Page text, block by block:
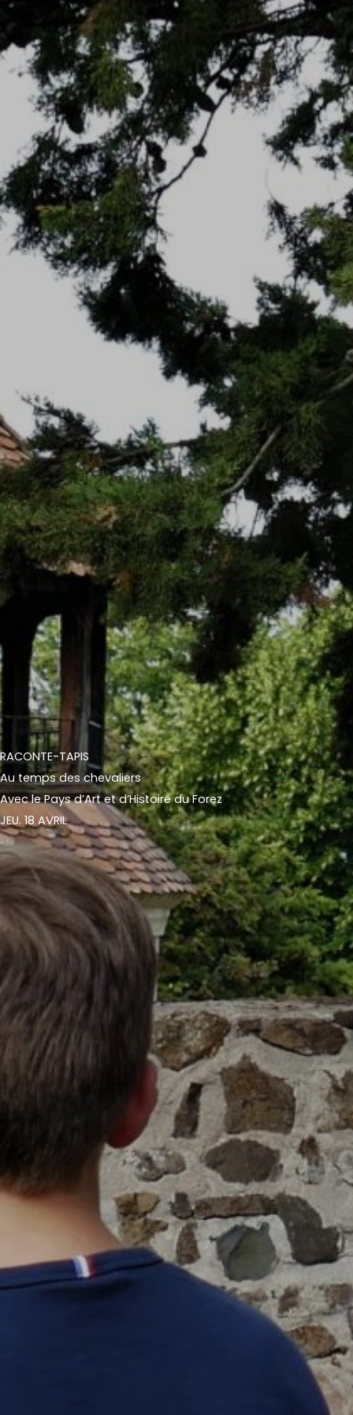
RACONTE-TAPIS
Au temps des chevaliers
Avec le Pays d’Art et d’Histoire du Forez
JEU. 18 AVRIL